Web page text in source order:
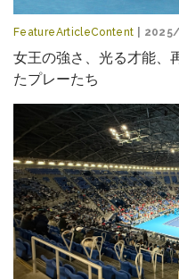
FeatureArticleContent |
女王の強さ、光る才能、
たプレーたち